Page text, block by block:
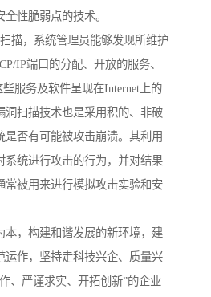
性脆弱点的技术。
描，系统管理员能够发现所维护
IP端口的分配、开放的服务、
服务及软件呈现在Internet上的
洞扫描技术也是采用积的、非破
是否有可能被攻击崩溃。其利用
系统进行攻击的行为，并对结果
常被用来进行模拟攻击实验和安
本，构建和谐发展的新环境，建
运作，坚持走科技兴企、质量兴
、严谨求实、开拓创新”的企业